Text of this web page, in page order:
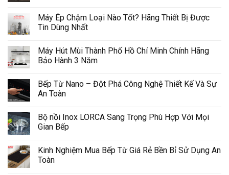
Máy Ép Chậm Loại Nào Tốt? Hãng Thiết Bị Được
Tin Dùng Nhất
Máy Hút Mùi Thành Phố Hồ Chí Minh Chính Hãng
Bảo Hành 3 Năm
Bếp Từ Nano – Đột Phá Công Nghệ Thiết Kế Và Sự
An Toàn
Bộ nồi Inox LORCA Sang Trọng Phù Hợp Với Mọi
Gian Bếp
Kinh Nghiệm Mua Bếp Từ Giá Rẻ Bền Bỉ Sử Dụng An
Toàn